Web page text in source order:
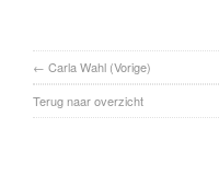
← Carla Wahl (Vorige)
Terug naar overzicht